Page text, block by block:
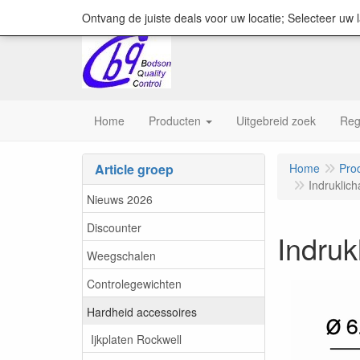
Home Producten Uitgebreid zoek
Article groep
Nieuws 2026
Discounter
Weegschalen
Controlegewichten
Hardheid accessoires
Ijkplaten Rockwell
Home
Ontvang de juiste deals voor uw locatie; Selecteer uw